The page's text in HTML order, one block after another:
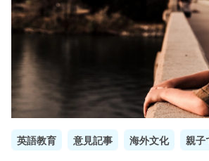
英語教育 意見記事 海外文化 親子